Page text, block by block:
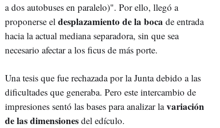
a dos autobuses en paralelo)". Por ello, llegó a
proponerse el desplazamiento de la boca de entrada
hacia la actual mediana separadora, sin que sea
necesario afectar a los ficus de más porte.
Una tesis que fue rechazada por la Junta debido a las
dificultades que generaba. Pero este intercambio de
impresiones sentó las bases para analizar lavariación
de las dimensiones del edículo.